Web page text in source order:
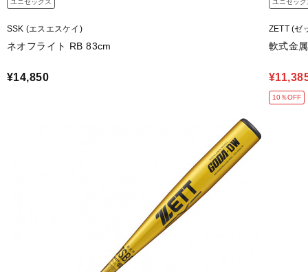
ユニセックス
SSK (エスエスケイ)
ネオフライト RB 83cm
¥14,850
ユニセック
ZETT (ゼ
軟式金
10％OFF